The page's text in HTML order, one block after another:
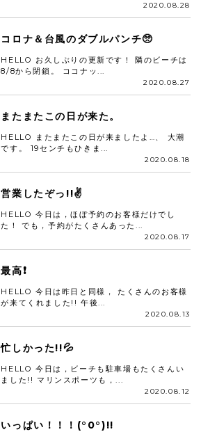
2020.08.28
コロナ＆台風のダブルパンチ🥺
HELLO お久しぶりの更新です！ 隣のビーチは
8/8から閉鎖。 ココナッ...
2020.08.27
またまたこの日が来た。
HELLO またまたこの日が来ましたよ…、 大潮
です。 19センチもひきま...
2020.08.18
営業したぞっ!!✌️
HELLO 今日は，ほぼ予約のお客様だけでし
た！ でも，予約がたくさんあった...
2020.08.17
最高❗
HELLO 今日は昨日と同様， たくさんのお客様
が来てくれました!! 午後...
2020.08.13
忙しかった!!💦
HELLO 今日は，ビーチも駐車場もたくさんい
ました!! マリンスポーツも，...
2020.08.12
いっぱい！！！(°0°)!!